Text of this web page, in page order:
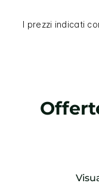
I prezzi indicati